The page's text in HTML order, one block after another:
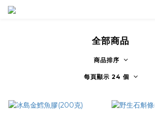
全部商品
商品排序
每頁顯示 24 個